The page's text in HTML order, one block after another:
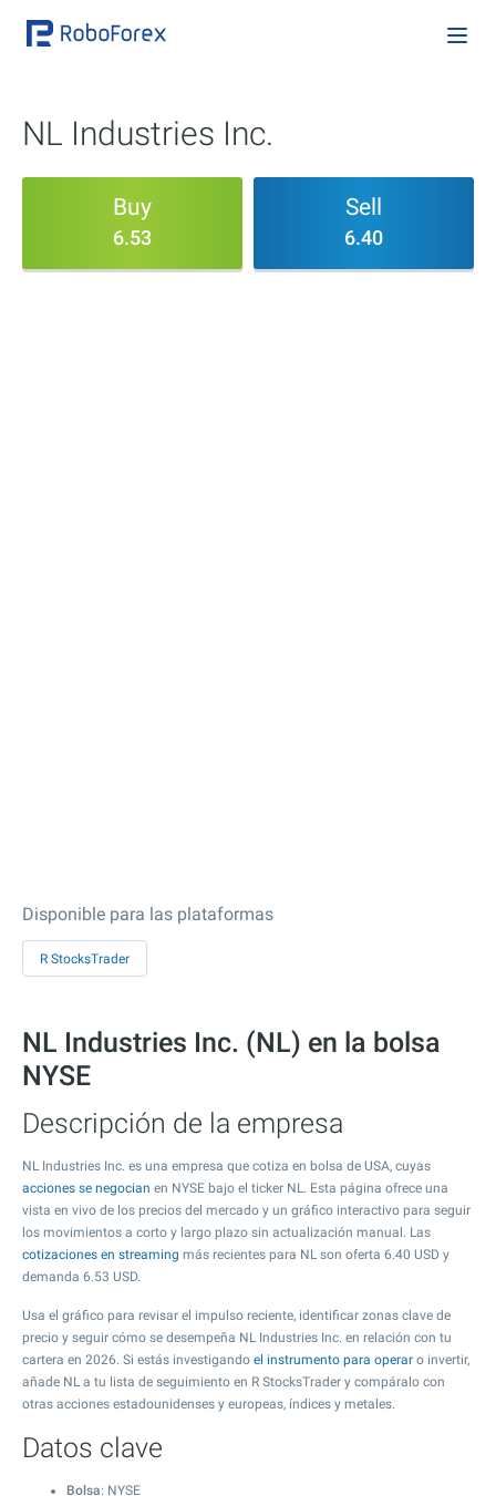
NL Industries Inc.
Buy
6.53
Sell
6.40
Disponible para las plataformas
R StocksTrader
NL Industries Inc. (NL) en la bolsa
NYSE
Descripción de la empresa
NL Industries Inc. es una empresa que cotiza en bolsa de USA, cuyas
acciones se negocian en NYSE bajo el ticker NL. Esta página ofrece una
vista en vivo de los precios del mercado y un gráfico interactivo para seguir
los movimientos a corto y largo plazo sin actualización manual. Las
cotizaciones en streaming más recientes para NL son oferta 6.40 USD y
demanda 6.53 USD.
Usa el gráfico para revisar el impulso reciente, identificar zonas clave de
precio y seguir cómo se desempeña NL Industries Inc. en relación con tu
cartera en 2026. Si estás investigando el instrumento para operar o invertir,
añade NL a tu lista de seguimiento en R StocksTrader y compáralo con
otras acciones estadounidenses y europeas, índices y metales.
Datos clave
Bolsa: NYSE